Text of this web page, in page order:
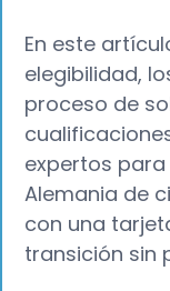
En este
elegibilidad,
proceso de
expertos
Alemania de
con una
transición sin